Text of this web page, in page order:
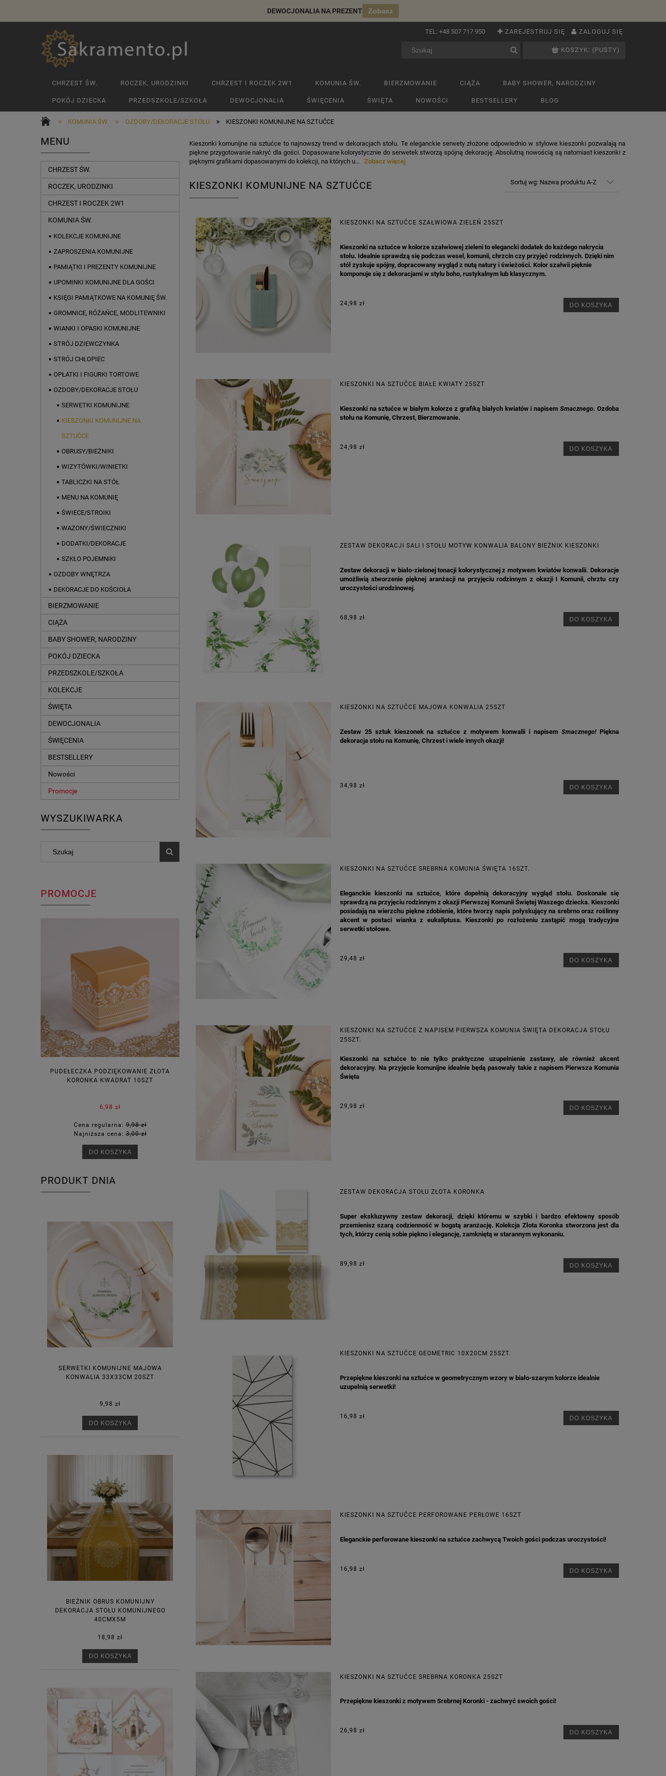
DEWOCJONALIA NA PREZENT Zobacz
ZAREJESTRUJ SIĘ ZALOGUJ SIĘ
TEL: +48 507 717 950
KOSZYK: (PUSTY)
CHRZEST ŚW. ROCZEK, URODZINKI CHRZEST I ROCZEK 2W1 KOMUNIA ŚW. BIERZMOWANIE CIĄŻA BABY SHOWER, NARODZINY
POKÓJ DZIECKA PRZEDSZKOLE/SZKOŁA DEWOCJONALIA ŚWIĘCENIA ŚWIĘTA NOWOŚCI BESTSELLERY BLOG
» KOMUNIA ŚW. » OZDOBY/DEKORACJE STOŁU » KIESZONKI KOMUNIJNE NA SZTUĆCE
MENU
CHRZEST ŚW.
ROCZEK, URODZINKI
CHRZEST I ROCZEK 2W1
KOMUNIA ŚW.
KOLEKCJE KOMUNIJNE
ZAPROSZENIA KOMUNIJNE
PAMIĄTKI I PREZENTY KOMUNIJNE
UPOMINKI KOMUNIJNE DLA GOŚCI
KSIĘGI PAMIĄTKOWE NA KOMUNIĘ ŚW.
GROMNICE, RÓŻAŃCE, MODLITEWNIKI
WIANKI I OPASKI KOMUNIJNE
STRÓJ DZIEWCZYNKA
STRÓJ CHŁOPIEC
OPŁATKI I FIGURKI TORTOWE
OZDOBY/DEKORACJE STOŁU
SERWETKI KOMUNIJNE
KIESZONKI KOMUNIJNE NA
SZTUĆCE
OBRUSY/BIEŻNIKI
WIZYTÓWKI/WINIETKI
TABLICZKI NA STÓŁ
MENU NA KOMUNIĘ
ŚWIECE/STROIKI
WAZONY/ŚWIECZNIKI
DODATKI/DEKORACJE
SZKŁO POJEMNIKI
OZDOBY WNĘTRZA
DEKORACJE DO KOŚCIOŁA
BIERZMOWANIE
CIĄŻA
BABY SHOWER, NARODZINY
POKÓJ DZIECKA
PRZEDSZKOLE/SZKOŁA
KOLEKCJE
ŚWIĘTA
DEWOCJONALIA
ŚWIĘCENIA
BESTSELLERY
Nowości
Promocje
WYSZUKIWARKA
PROMOCJE
PUDEŁECZKA PODZIĘKOWANIE ZŁOTA
KORONKA KWADRAT 10SZT
6,98 zł
Cena regularna:9,98 zł
Najniższa cena:3,00 zł
DO KOSZYKA
WINIETKI NA KIELISZKI OKRĄGŁE WHITE
DREAM 10SZT
4,98 zł
Cena regularna:6,98 zł
Najniższa cena: 6,98 zł
DO KOSZYKA
GIRLANDA BIAŁE PIÓRKA ZE ZŁOTEM
PRODUKT DNIA
SERWETKI KOMUNIJNE MAJOWA
KONWALIA 33X33CM 20SZT
9,98 zł
DO KOSZYKA
BIEŻNIK OBRUS KOMUNIJNY
DEKORACJA STOŁU KOMUNIJNEGO
40CMX5M
18,98 zł
DO KOSZYKA
Kieszonki komunijne na sztućce to najnowszy trend w dekoracjach stołu. Te eleganckie serwety złożone odpowiednio w stylowe kieszonki pozwalają na
piękne przygotowanie nakryć dla gości. Dopasowane kolorystycznie do serwetek stworzą spójną dekorację. Absolutną nowością są natomiast kieszonki z
pięknymi grafikami dopasowanymi do kolekcji, na których u... Zobacz więcej
KIESZONKI KOMUNIJNE NA SZTUĆCE Sortuj wg: Nazwa produktu A-Z
KIESZONKI NA SZTUĆCE SZAŁWIOWA ZIELEŃ 25SZT
Kieszonki na sztućce w kolorze szałwiowej zieleni to elegancki dodatek do każdego nakrycia
stołu. Idealnie sprawdzą się podczas wesel, komunii, chrzcin czy przyjęć rodzinnych. Dzięki nim
stół zyskuje spójny, dopracowany wygląd z nutą natury i świeżości. Kolor szałwii pięknie
komponuje się z dekoracjami w stylu boho, rustykalnym lub klasycznym.
24,98 zł DO KOSZYKA
KIESZONKI NA SZTUĆCE BIAŁE KWIATY 25SZT
Kieszonki na sztućce w białym kolorze z grafiką białych kwiatów i napisemSmacznego. Ozdoba
stołu na Komunię, Chrzest, Bierzmowanie.
24,98 zł DO KOSZYKA
ZESTAW DEKORACJI SALI I STOŁU MOTYW KONWALIA BALONY BIEŻNIK KIESZONKI
Zestaw dekoracji w biało-zielonej tonacji kolorystycznej z motywem kwiatów konwalii. Dekoracje
umożliwią stworzenie pięknej aranżacji na przyjęciu rodzinnym z okazji I Komunii, chrztu czy
uroczystości urodzinowej.
68,98 zł DO KOSZYKA
KIESZONKI NA SZTUĆCE MAJOWA KONWALIA 25SZT
Zestaw 25 sztuk kieszonek na sztućce z motywem konwalii i napisem Smacznego! Piękna
dekoracja stołu na Komunię, Chrzest i wiele innych okazji!
34,98 zł DO KOSZYKA
KIESZONKI NA SZTUĆCE SREBRNA KOMUNIA ŚWIĘTA 16SZT.
Eleganckie kieszonki na sztućce, które dopełnią dekoracyjny wygląd stołu. Doskonale się
sprawdzą na przyjęciu rodzinnym z okazji Pierwszej Komunii Świętej Waszego dziecka. Kieszonki
posiadają na wierzchu piękne zdobienie, które tworzy napis połyskujący na srebrno oraz roślinny
akcent w postaci wianka z eukaliptusa. Kieszonki po rozłożeniu zastąpić mogą tradycyjne
serwetki stołowe.
29,48 zł DO KOSZYKA
KIESZONKI NA SZTUĆCE Z NAPISEM PIERWSZA KOMUNIA ŚWIĘTA DEKORACJA STOŁU
25SZT.
Kieszonki na sztućce to nie tylko praktyczne uzupełnienie zastawy, ale również akcent
dekoracyjny. Na przyjęcie komunijne idealnie będą pasowały takie z napisem Pierwsza Komunia
Święta
29,98 zł DO KOSZYKA
ZESTAW DEKORACJA STOŁU ZŁOTA KORONKA
Super ekskluzywny zestaw dekoracji, dzięki któremu w szybki i bardzo efektowny sposób
przemienisz szarą codzienność w bogatą aranżację. Kolekcja Złota Koronka stworzona jest dla
tych, którzy cenią sobie piękno i elegancję, zamkniętą w starannym wykonaniu.
89,98 zł DO KOSZYKA
KIESZONKI NA SZTUĆCE GEOMETRIC 10X20CM 25SZT.
Przepiękne kieszonki na sztućce w geometrycznym wzory w biało-szarym kolorze idealnie
uzupełnią serwetki!
16,98 zł DO KOSZYKA
KIESZONKI NA SZTUĆCE PERFOROWANE PERŁOWE 16SZT
Eleganckie perforowane kieszonki na sztućce zachwycą Twoich gości podczas uroczystości!
16,98 zł DO KOSZYKA
KIESZONKI NA SZTUĆCE SREBRNA KORONKA 25SZT
Przepiękne kieszonki z motywem Srebrnej Koronki - zachwyć swoich gości!
26,98 zł DO KOSZYKA